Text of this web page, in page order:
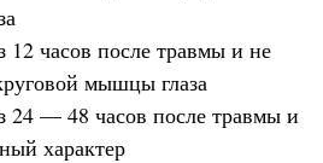
12 часов после травмы и не
мышцы глаза
24 — 48 часов после травмы и
характер